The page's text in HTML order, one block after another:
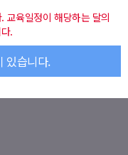
육일정이 해당하는 달의
.
있습니다.